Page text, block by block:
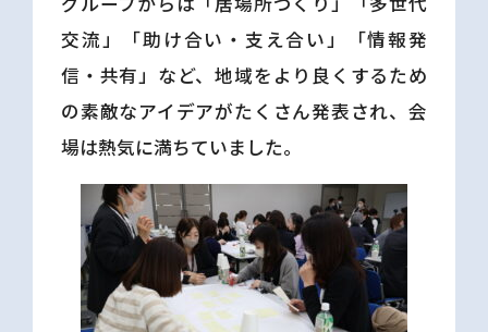
交流」「助け合い・支え合い」「情報発
信・共有」など、地域をより良くするため
の素敵なアイデアがたくさん発表され、会
場は熱気に満ちていました。